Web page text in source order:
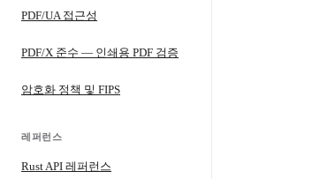
PDF/UA 접근성
PDF/X 준수 — 인쇄용 PDF 검증
암호화 정책 및 FIPS
레퍼런스
Rust API 레퍼런스